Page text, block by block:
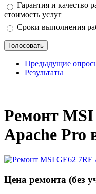
Гарантия и качество
стоимость услуг
Сроки выполнения
Предыдущие
Результаты
Ремонт MSI
Apache Pro
Цена ремонта (без